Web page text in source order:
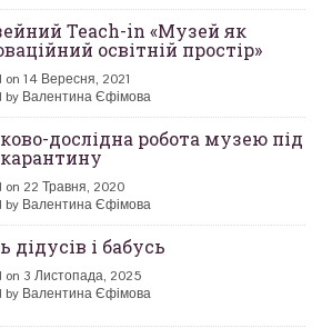
Teach-in «Музей як
освітній простір»
on 14 Вересня, 2021
by Валентина Єфімова
дослідна робота музею під
on 22 Травня, 2020
by Валентина Єфімова
дідусів і бабусь
on 3 Листопада, 2025
by Валентина Єфімова